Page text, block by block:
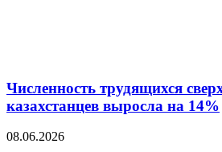
Численность трудящихся
казахстанцев выросла на 14%
08.06.2026